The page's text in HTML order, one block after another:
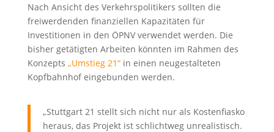
Nach Ansicht des Verkehrspolitikers sollten die
freiwerdenden finanziellen Kapazitäten für
Investitionen in den ÖPNV verwendet werden. Die
bisher getätigten Arbeiten könnten im Rahmen des
Konzepts „Umstieg 21“in einen neugestalteten
Kopfbahnhof eingebunden werden.
„Stuttgart 21 stellt sich nicht nur als Kostenfiasko
heraus, das Projekt ist schlichtweg unrealistisch.